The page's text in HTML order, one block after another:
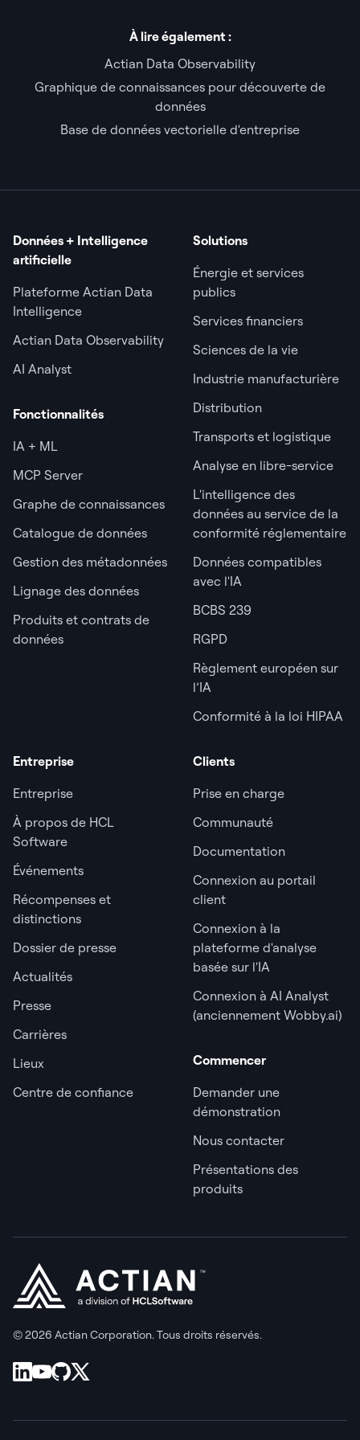
À lire également :
Actian Data Observability
Graphique de connaissances pour découverte de
données
Base de données vectorielle d'entreprise
Données + Intelligence
artificielle
Plateforme Actian Data
Intelligence
Actian Data Observability
AI Analyst
Fonctionnalités
IA + ML
MCP Server
Graphe de connaissances
Catalogue de données
Gestion des métadonnées
Lignage des données
Produits et contrats de
données
Solutions
Énergie et services
publics
Services financiers
Sciences de la vie
Industrie manufacturière
Distribution
Transports et logistique
Analyse en libre-service
L'intelligence des
données au service de la
conformité réglementaire
Données compatibles
avec l'IA
BCBS 239
RGPD
Règlement européen sur
l’IA
Conformité à la loi HIPAA
Entreprise
Entreprise
À propos de HCL
Software
Événements
Récompenses et
distinctions
Dossier de presse
Actualités
Presse
Carrières
Lieux
Centre de confiance
Clients
Prise en charge
Communauté
Documentation
Connexion au portail
client
Connexion à la
plateforme d'analyse
basée sur l'IA
Connexion à AI Analyst
(anciennement Wobby.ai)
Commencer
Demander une
démonstration
Nous contacter
Présentations des
produits
© 2026 Actian Corporation. Tous droits réservés.